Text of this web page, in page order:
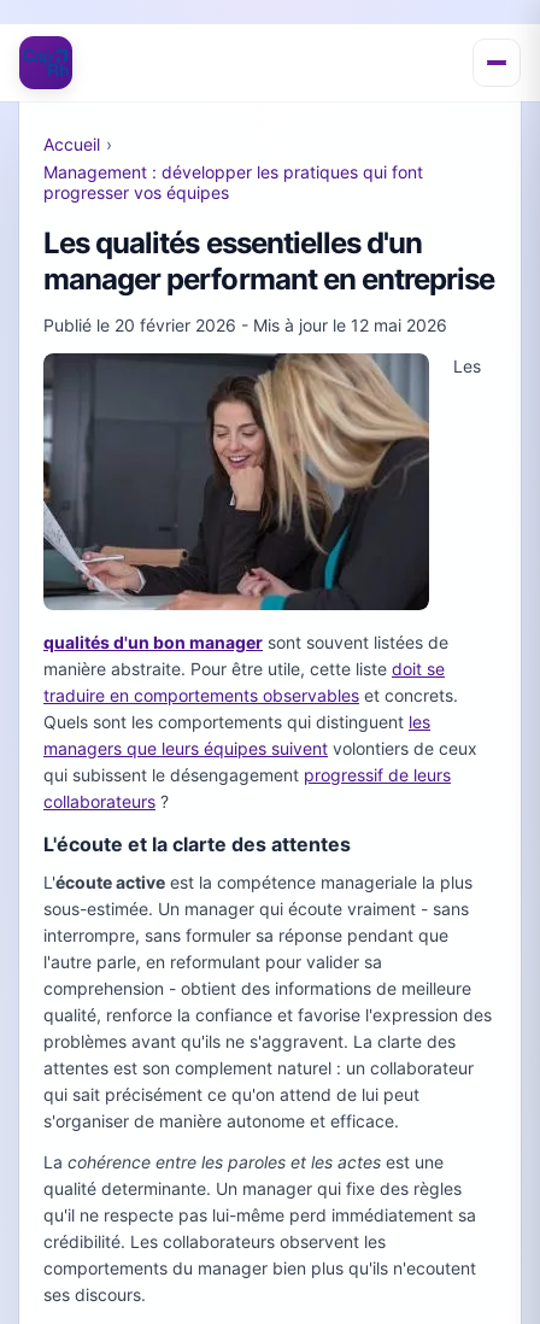
Accueil ›
Management : développer les pratiques qui font
progresser vos équipes
Les qualités essentielles d'un
manager performant en entreprise
Publié le 20 février 2026 - Mis à jour le 12 mai 2026
Les
qualités d'un bon manager sont souvent listées de
manière abstraite. Pour être utile, cette liste doit se
traduire en comportements observables et concrets.
Quels sont les comportements qui distinguent les
managers que leurs équipes suivent volontiers de ceux
qui subissent le désengagement progressif de leurs
collaborateurs ?
L'écoute et la clarte des attentes
L'écoute active est la compétence manageriale la plus
sous-estimée. Un manager qui écoute vraiment - sans
interrompre, sans formuler sa réponse pendant que
l'autre parle, en reformulant pour valider sa
comprehension - obtient des informations de meilleure
qualité, renforce la confiance et favorise l'expression des
problèmes avant qu'ils ne s'aggravent. La clarte des
attentes est son complement naturel : un collaborateur
qui sait précisément ce qu'on attend de lui peut
s'organiser de manière autonome et efficace.
La cohérence entre les paroles et les actes est une
qualité determinante. Un manager qui fixe des règles
qu'il ne respecte pas lui-même perd immédiatement sa
crédibilité. Les collaborateurs observent les
comportements du manager bien plus qu'ils n'ecoutent
ses discours.